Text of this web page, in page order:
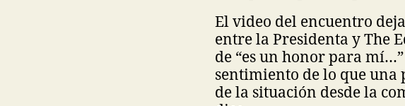
El video del encuentro
entre la Presidenta y The
de “es un honor para
sentimiento de lo que una
de la situación desde la